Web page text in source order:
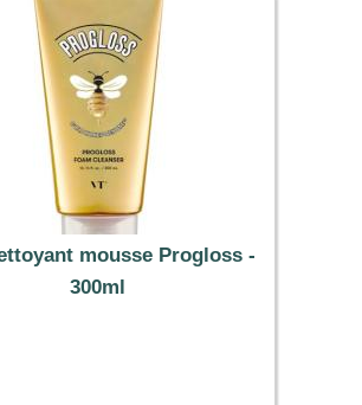
mousse Progloss -
300ml